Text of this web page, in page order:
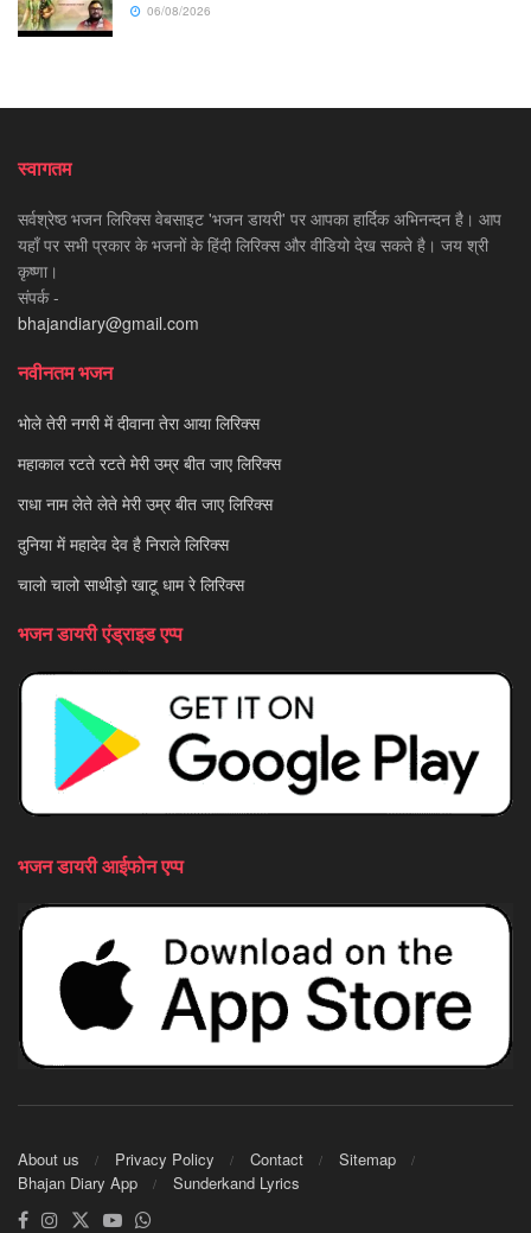
06/08/2026
स्वागतम
सर्वश्रेष्ठ भजन लिरिक्स वेबसाइट 'भजन डायरी' पर आपका हार्दिक अभिनन्दन है। आप
यहाँ पर सभी प्रकार के भजनों के हिंदी लिरिक्स और वीडियो देख सकते है। जय श्री
कृष्णा।
संपर्क -
bhajandiary@gmail.com
नवीनतम भजन
भोले तेरी नगरी में दीवाना तेरा आया लिरिक्स
महाकाल रटते रटते मेरी उम्र बीत जाए लिरिक्स
राधा नाम लेते लेते मेरी उम्र बीत जाए लिरिक्स
दुनिया में महादेव देव है निराले लिरिक्स
चालो चालो साथीड़ो खाटू धाम रे लिरिक्स
भजन डायरी एंड्राइड एप्प
भजन डायरी आईफोन एप्प
About us Privacy Policy Contact
Sitemap
Bhajan Diary App
Sunderkand Lyrics